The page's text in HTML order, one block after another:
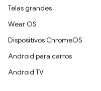
Telas grandes
Wear OS
Dispositivos ChromeOS
Android para carros
Android TV